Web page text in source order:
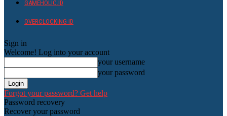
GAMEHOLIC.ID
OVERCLOCKING ID
Sign in
Welcome! Log into your account
your username
your password
Forgot your password? Get help
Password recovery
Recover your password